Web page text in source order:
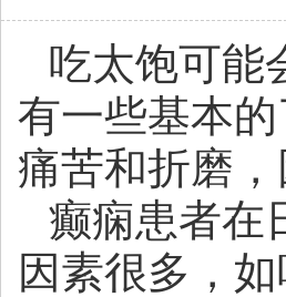
吃太饱可能
有一些基本
痛苦和折磨
癫痫患者在
因素很多，